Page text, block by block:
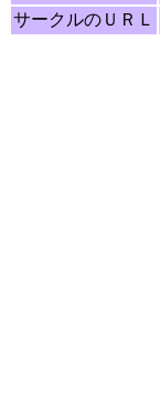
サークルのＵＲＬ